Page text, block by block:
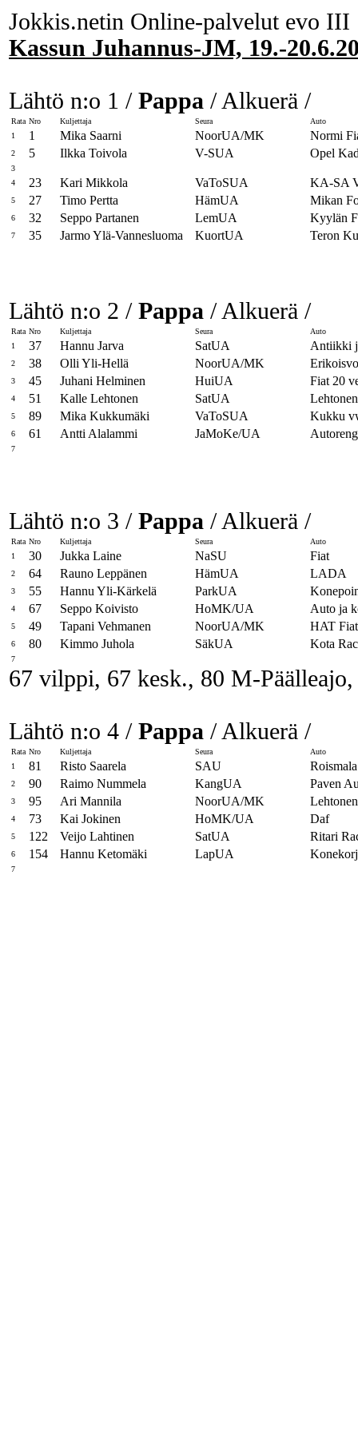
Jokkis.netin Online-palvelut evo III
Kassun Juhannus-JM, 19.-
Lähtö n:o 1 / Pappa / Alkuerä /
Rata Nro Kuljettaja Seura
Auto
1
1 Mika Saarni NoorUA/MK Normi
2 5 Ilkka Toivola V-SUA Opel
3
4
23 Kari Mikkola VaToSUA KA-SA
5 27 Timo Pertta HämUA Mikan
6 32 Seppo Partanen LemUA Kyylän
7 35 Jarmo Ylä-Vannesluoma KuortUA Teron
Lähtö n:o 2 / Pappa / Alkuerä /
Rata Nro Kuljettaja Seura
Auto
1
37 Hannu Jarva SatUA Antiikki
2 38 Olli Yli-Hellä NoorUA/MK
3 45 Juhani Helminen HuiUA Fiat 20
4 51 Kalle Lehtonen SatUA
5 89 Mika Kukkumäki VaToSUA Kukku
6 61 Antti Alalammi JaMoKe/UA
7
Lähtö n:o 3 / Pappa / Alkuerä /
Rata Nro Kuljettaja Seura
Auto
1
30 Jukka Laine NaSU Fiat
2 64 Rauno Leppänen HämUA LADA
3 55 Hannu Yli-Kärkelä ParkUA
4 67 Seppo Koivisto HoMK/UA Auto ja
5 49 Tapani Vehmanen NoorUA/MK HAT Fiat
6 80 Kimmo Juhola SäkUA Kota
7
67 vilppi, 67 kesk., 80 M-
Lähtö n:o 4 / Pappa / Alkuerä /
Rata Nro Kuljettaja Seura
Auto
1
81 Risto Saarela SAU
2 90 Raimo Nummela KangUA Paven
3 95 Ari Mannila NoorUA/MK
4 73 Kai Jokinen HoMK/UA Daf
5 122 Veijo Lahtinen SatUA Ritari
6 154 Hannu Ketomäki LapUA
7